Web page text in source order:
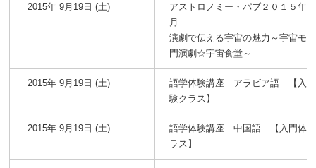
2015年 9月19日 (土)
アストロノミー・パブ２０１５年９
月
演劇で伝える宇宙の魅力～宇宙モ
門演劇☆宇宙食堂～
2015年 9月19日 (土)
語学体験講座 アラビア語 【入
験クラス】
2015年 9月19日 (土)
語学体験講座 中国語 【入門体
ラス】